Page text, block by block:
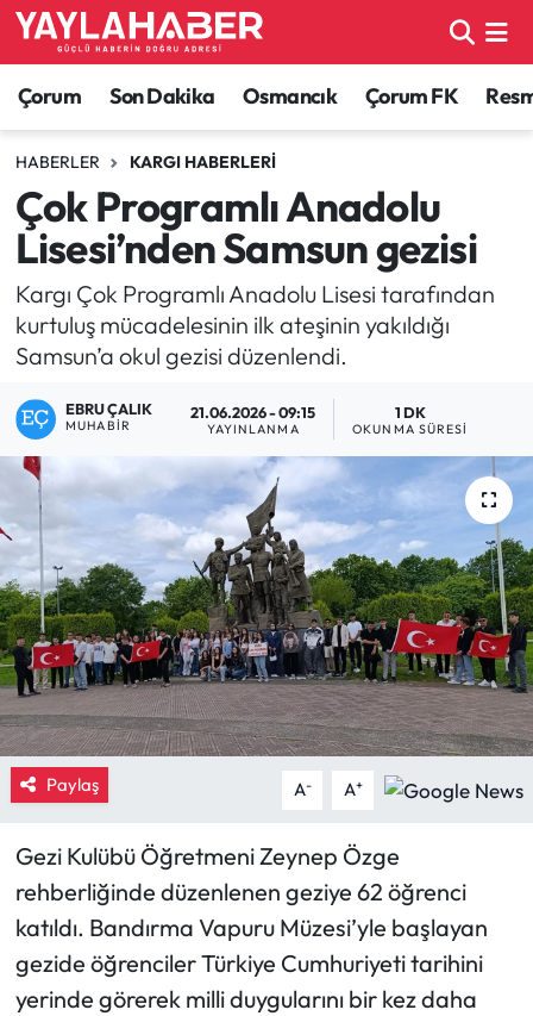
Çorum Son Dakika Osmancık Çorum FK
HABERLER KARGI HABERLERI
Çok Programlı Anadolu
Lisesi’nden Samsun gezisi
Kargı Çok Programlı Anadolu Lisesi tarafından
kurtuluş mücadelesinin ilk ateşinin yakıldığı
Samsun’a okul gezisi düzenlendi.
EBRU ÇALIK
MUHABIR
21.06.2026 - 09:15
YAYINLANMA
1 DK
OKUNMA SÜRESI
Paylaş A- A+
Gezi Kulübü Öğretmeni Zeynep Özge
rehberliğinde düzenlenen geziye 62 öğrenci
katıldı. Bandırma Vapuru Müzesi’yle başlayan
gezide öğrenciler Türkiye Cumhuriyeti tarihini
yerinde görerek milli duygularını bir kez daha
Alaca Haberleri
Bayat Haberleri
Bilgi - Keşfet Haberleri
Bilim ve Teknoloji
Boğazkale Haberleri
Çorum Son Dakika Haberleri
Dodurga Haberleri
Eğitim
Ekonomi
Güncel
İskilip Haberleri
Kimdir?
Kültür Sanat
Laçin Haberleri
Çorum Nöbetçi Eczaneler
Çorum Hava Durumu
Çorum Namaz Vakitleri
Çorum Trafik Yoğunluk Haritası
TFF 1.Lig Puan Durumu ve Fikstür
Son Dakika Haberleri
Haber Arşivi